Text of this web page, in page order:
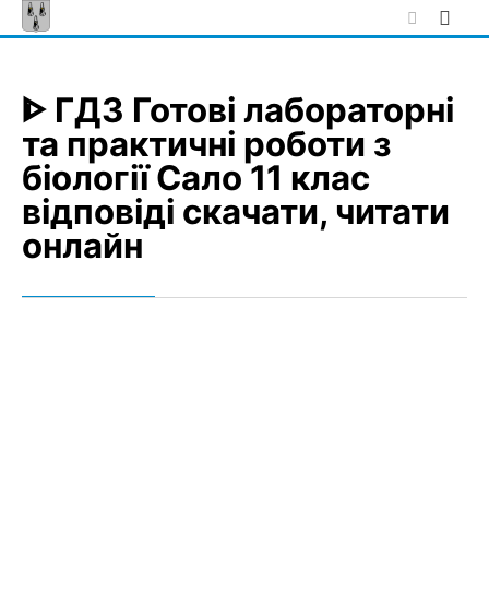
Skip
to
ᐈ ГДЗ Готові лабораторні
та практичні роботи з
біології Сало 11 клас
відповіді скачати, читати
онлайн